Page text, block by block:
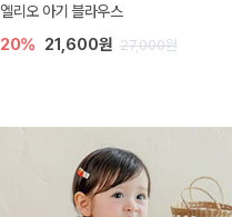
엘리오 아기 블라우스
20% 21,600원 27,000원